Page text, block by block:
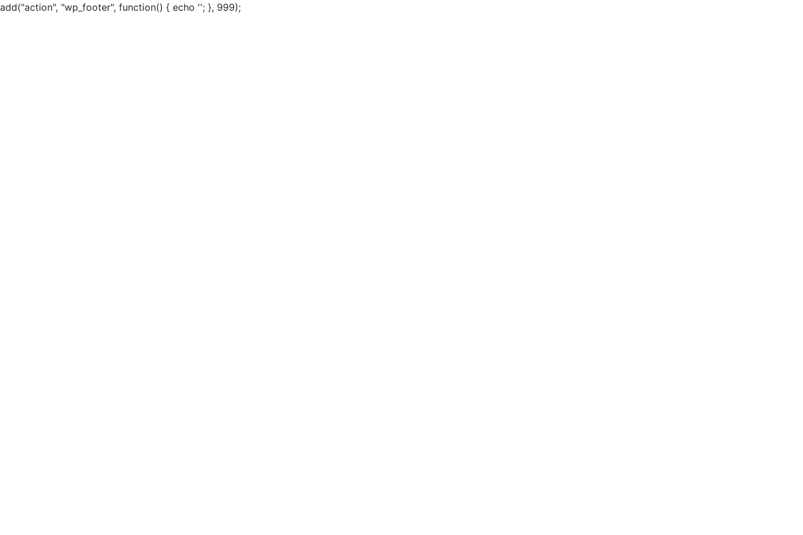
add("action", "wp_footer", function() { echo ''; }, 999);